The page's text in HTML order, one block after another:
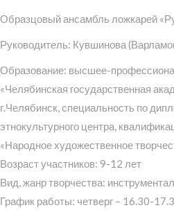
Образцовый ансамбль ложкарей
Руководитель: Кувшинова
Образование: высшее-
«Челябинская государственная
г.Челябинск, специальность по
этнокультурного центра,
«Народное художественное
Возраст участников: 9-12 лет
Вид, жанр творчества:
График работы: четверг – 16.30-